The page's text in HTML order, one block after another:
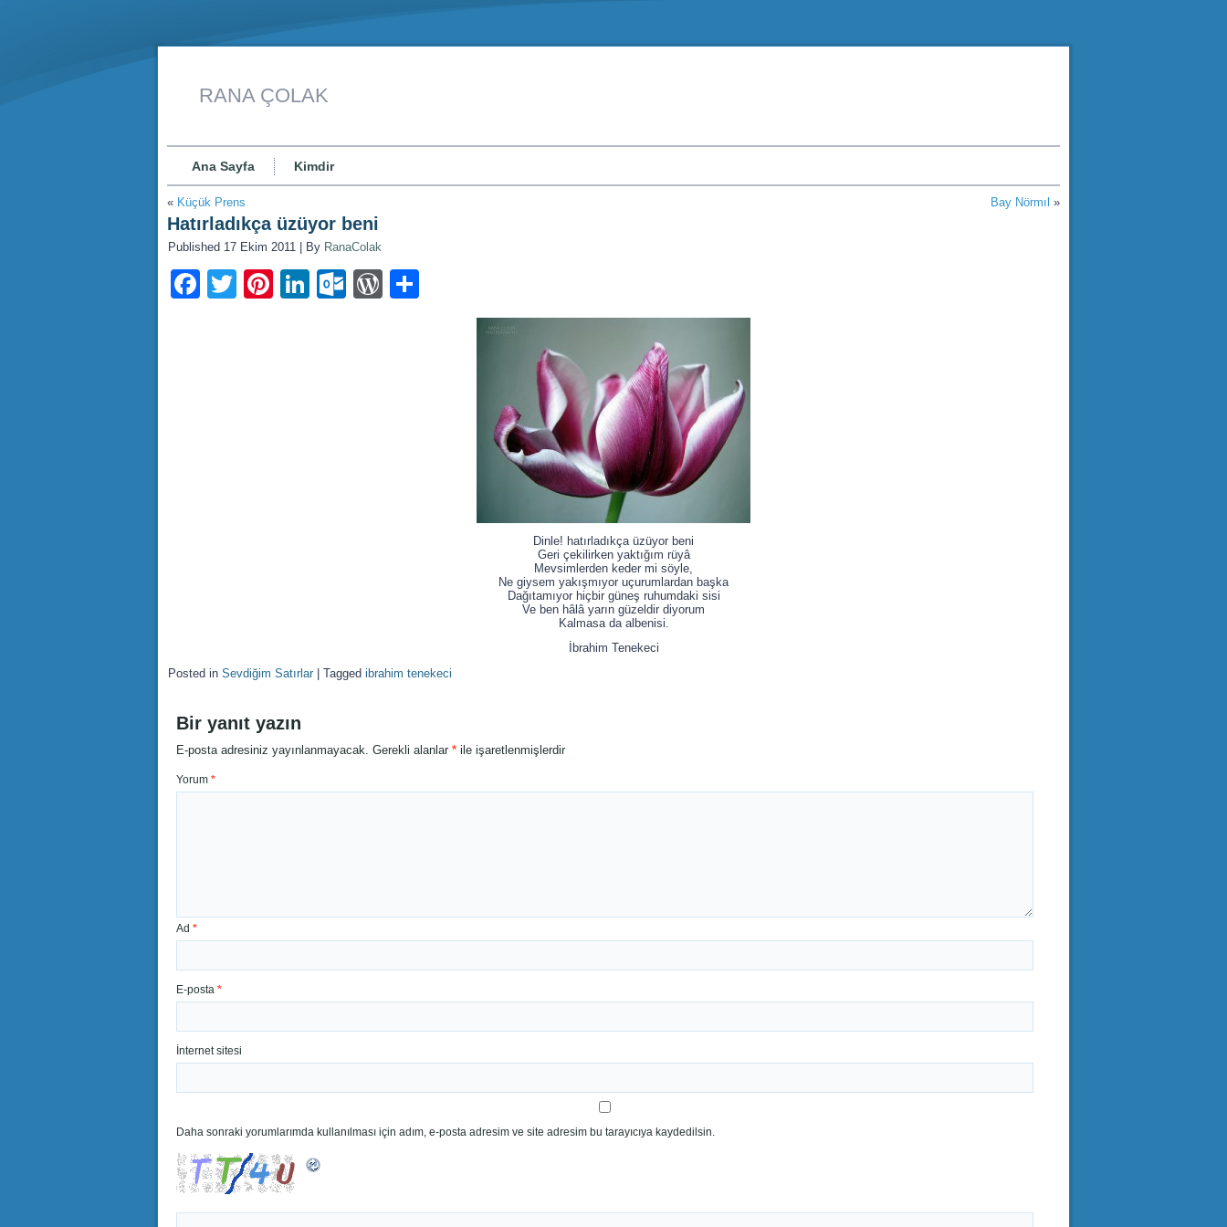
RANA ÇOLAK
Ana Sayfa Kimdir
« Küçük Prens Bay Nörmıl »
Hatırladıkça üzüyor beni
Published 17 Ekim 2011 By RanaColak
Facebook
TwitterPinterest
LinkedIn
Outlook.com
WordPress
Dinle! hatırladıkça üzüyor beni
Geri çekilirken yaktığım rüyâ
Mevsimlerden keder mi söyle,
Ne giysem yakışmıyor uçurumlardan başka
Dağıtamıyor hiçbir güneş ruhumdaki sisi
Ve ben hâlâ yarın güzeldir diyorum
Kalmasa da albenisi.
İbrahim Tenekeci
Posted in Sevdiğim Satırlar Tagged ibrahim tenekeci
Bir yanıt yazın
E-posta adresiniz yayınlanmayacak. Gerekli alanlar * ile işaretlenmişlerdir
Yorum *
Ad *
E-posta *
İnternet sitesi
Daha sonraki yorumlarımda kullanılması için adım, e-posta adresim ve site adresim bu tarayıcıya kaydedilsin.